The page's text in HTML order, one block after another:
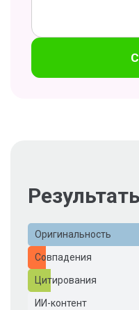
Оригинальность
Совпадения
Цитирования
ИИ-контент